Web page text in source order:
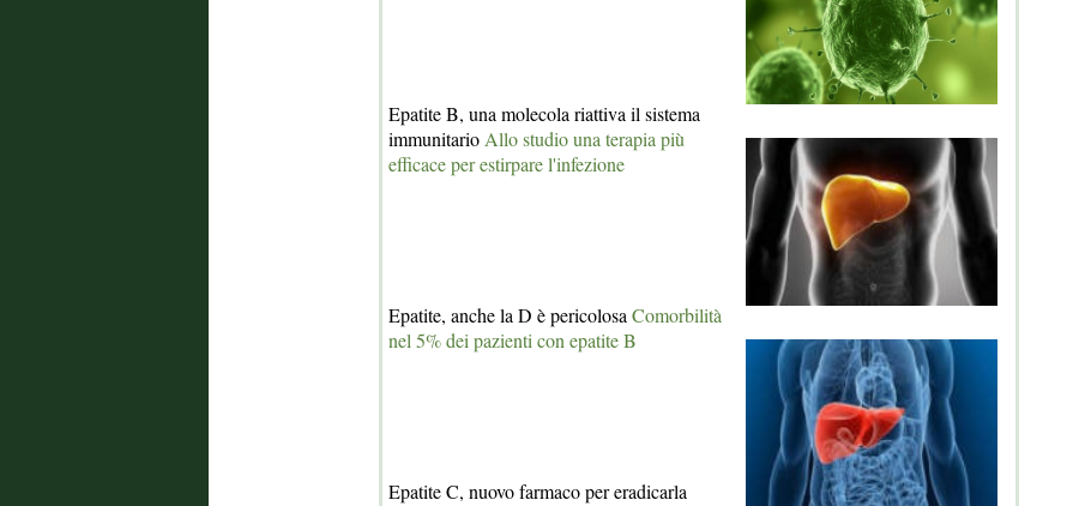
Epatite B, una molecola riattiva il sistema
immunitario Allo studio una terapia più
efficace per estirpare l'infezione
Epatite, anche la D è pericolosa Comorbilità
nel 5% dei pazienti con epatite B
Epatite C, nuovo farmaco per eradicarla